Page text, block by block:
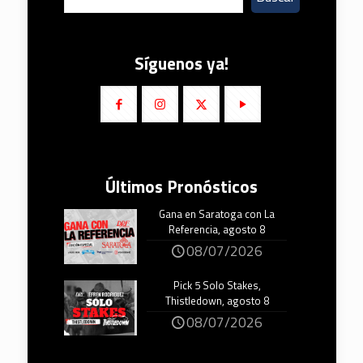
Síguenos ya!
Últimos Pronósticos
Gana en Saratoga con La
Referencia, agosto 8
08/07/2026
Pick 5 Solo Stakes,
Thistledown, agosto 8
08/07/2026